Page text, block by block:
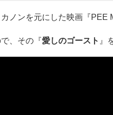
ノンを元にした映画『
、その『愛しのゴースト 』